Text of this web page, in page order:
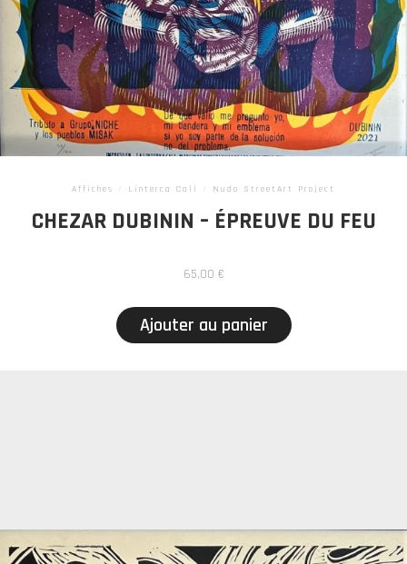
Affiches Linterca Cali Nudo StreetArt Project
CHEZAR DUBININ – ÉPREUVE DU FEU
65,00 €
Ajouter au panier